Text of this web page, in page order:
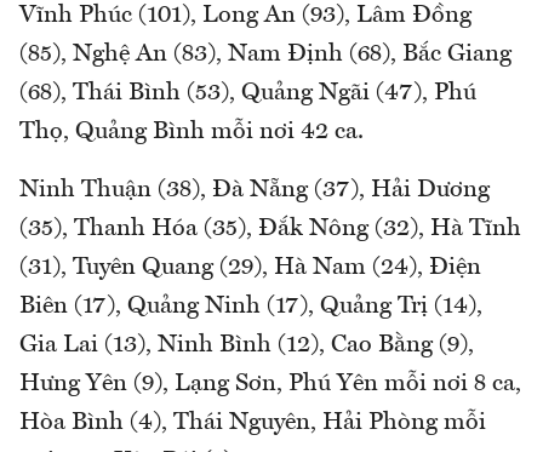
Vĩnh Phúc (101), Long An (93), Lâm Đồng
(85), Nghệ An (83), Nam Định (68), Bắc Giang
(68), Thái Bình (53), Quảng Ngãi (47), Phú
Thọ, Quảng Bình mỗi nơi 42 ca.
Ninh Thuận (38), Đà Nẵng (37), Hải Dương
(35), Thanh Hóa (35), Đắk Nông (32), Hà Tĩnh
(31), Tuyên Quang (29), Hà Nam (24), Điện
Biên (17), Quảng Ninh (17), Quảng Trị (14),
Gia Lai (13), Ninh Bình (12), Cao Bằng (9),
Hưng Yên (9), Lạng Sơn, Phú Yên mỗi nơi 8 ca,
Hòa Bình (4), Thái Nguyên, Hải Phòng mỗi